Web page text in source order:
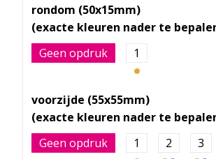
rondom (50x15mm)
Geen opdruk 1
voorzijde (55x55mm)
Geen opdruk 1 2 3